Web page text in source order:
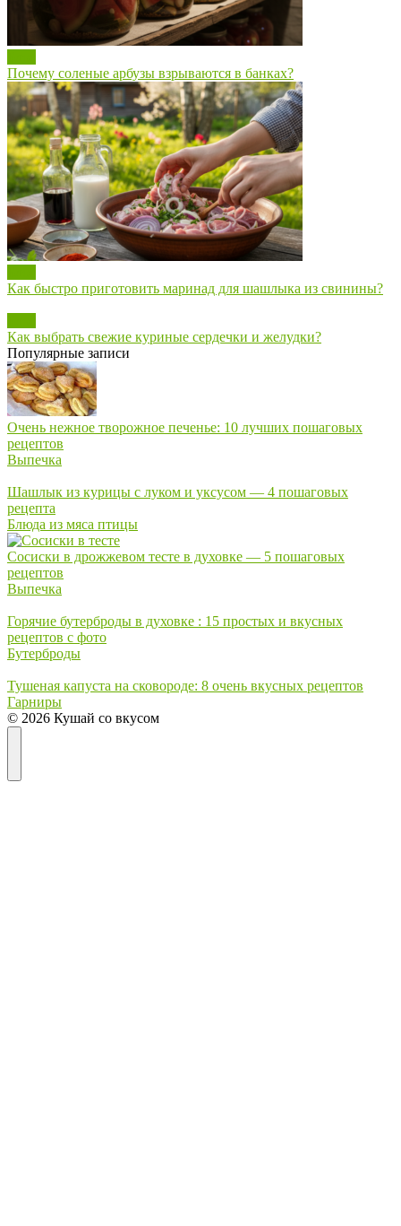
Почему соленые арбузы взрываются в банках?
Как быстро приготовить маринад для шашлыка из свинины?
Как выбрать свежие куриные сердечки и желудки?
Популярные записи
Очень нежное творожное печенье: 10 лучших пошаговых
рецептов
Выпечка
Шашлык из курицы с луком и уксусом — 4 пошаговых
рецепта
Блюда из мяса птицы
Сосиски в дрожжевом тесте в духовке — 5 пошаговых
рецептов
Выпечка
Горячие бутерброды в духовке : 15 простых и вкусных
рецептов с фото
Бутерброды
Тушеная капуста на сковороде: 8 очень вкусных рецептов
Гарниры
© 2026 Кушай со вкусом